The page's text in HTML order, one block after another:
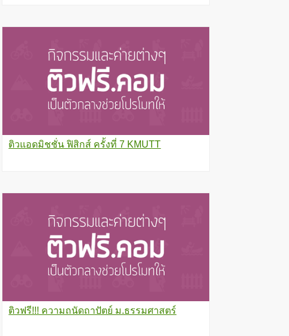
ติวแอดมิชชั่น ฟิสิกส์ ครั้งที่ 7 KMUTT
ติวฟรี!!! ความถนัดถาปัตย์ ม.ธรรมศาสตร์